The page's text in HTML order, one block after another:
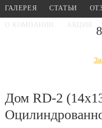
ГАЛЕРЕЯ СТАТЬИ
О КОМПАНИИ АКЦИИ
Дом RD-2